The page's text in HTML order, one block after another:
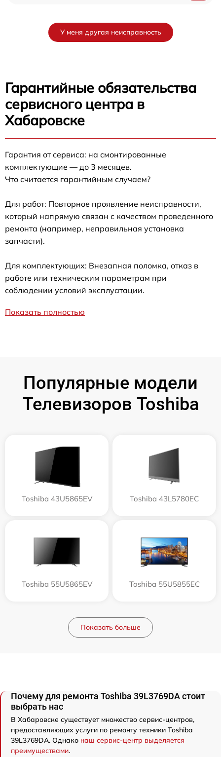
У меня другая неисправность
Гарантийные обязательства
сервисного центра в
Хабаровске
Гарантия от сервиса: на смонтированные
комплектующие — до 3 месяцев.
Что считается гарантийным случаем?
Для работ: Повторное проявление неисправности,
который напрямую связан с качеством проведенного
ремонта (например, неправильная установка
запчасти).
Для комплектующих: Внезапная поломка, отказ в
работе или техническим параметрам при
соблюдении условий эксплуатации.
Показать полностью
Популярные модели
Телевизоров Toshiba
Toshiba 43U5865EV Toshiba 43L5780EC
Toshiba 55U5865EV Toshiba 55U5855EC
Показать больше
Почему для ремонта Toshiba 39L3769DA стоит
выбрать нас
В Хабаровске существует множество сервис-центров,
предоставляющих услуги по ремонту техники Toshiba
39L3769DA. Однако наш сервис-центр выделяется
преимуществами.